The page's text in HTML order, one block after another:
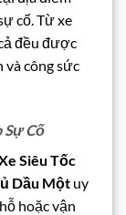
cố. Từ xe
đều được
công sức
Sự Cố
Siêu Tốc
Dầu Mộtuy
hoặc vận